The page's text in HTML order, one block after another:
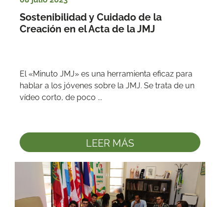
Sostenibilidad y Cuidado de la
Creación en el Acta de la JMJ
El «Minuto JMJ» es una herramienta eficaz para
hablar a los jóvenes sobre la JMJ. Se trata de un
vídeo corto, de poco ...
LEER MÁS